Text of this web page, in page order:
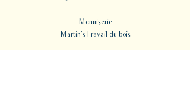
Menuiserie
Martin'sTravail du bois